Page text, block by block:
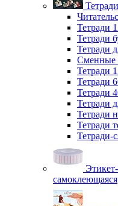
Тетради
Тетради
Тетради
Тетради
Сменные
Тетради
Тетради
Тетради
Тетради
Тетради
Тетради
Тетради-
самоклеющаяся